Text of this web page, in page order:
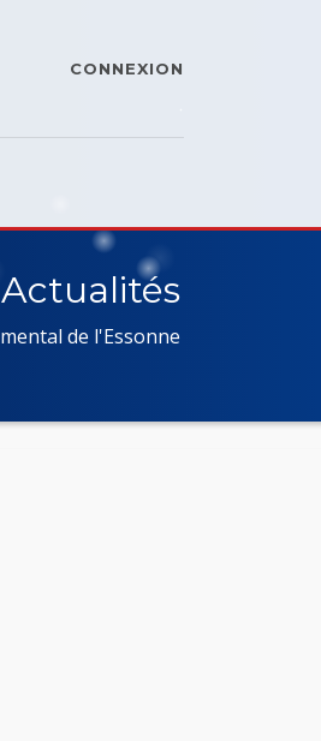
CONNEXION
Actualités
de l'Essonne